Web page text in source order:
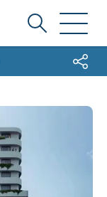
Ich
suche...Share